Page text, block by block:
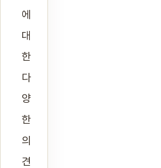
에
대
한
다
양
한
의
견